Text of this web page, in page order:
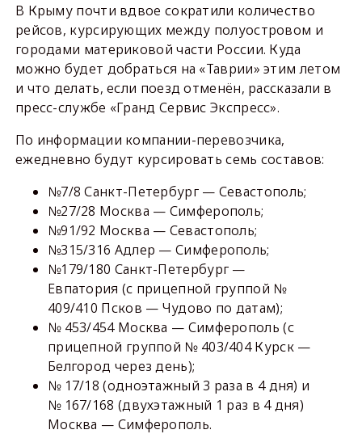
В Крыму почти вдвое сократили количество
рейсов, курсирующих между полуостровом и
городами материковой части России. Куда
можно будет добраться на «Таврии» этим летом
и что делать, если поезд отменён, рассказали в
пресс-службе «Гранд Сервис Экспресс».
По информации компании-перевозчика,
ежедневно будут курсировать семь составов:
№7/8 Санкт-Петербург — Севастополь;
№27/28 Москва — Симферополь;
№91/92 Москва — Севастополь;
№315/316 Адлер — Симферополь;
№179/180 Санкт-Петербург —
Евпатория (с прицепной группой №
409/410 Псков — Чудово по датам);
№ 453/454 Москва — Симферополь (с
прицепной группой № 403/404 Курск —
Белгород через день);
№ 17/18 (одноэтажный 3 раза в 4 дня) и
№ 167/168 (двухэтажный 1 раз в 4 дня)
Москва — Симферополь.